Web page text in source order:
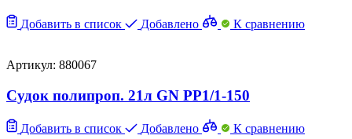
Добавить в список Добавлено К сравнению
Артикул: 880067
Судок полипроп. 21л GN PP1/1-150
Добавить в список Добавлено К сравнению